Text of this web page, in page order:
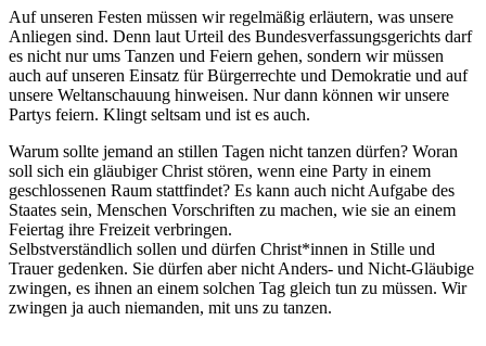
Auf unseren Festen müssen wir regelmäßig erläutern, was unsere
Anliegen sind. Denn laut Urteil des Bundesverfassungsgerichts darf
es nicht nur ums Tanzen und Feiern gehen, sondern wir müssen
auch auf unseren Einsatz für Bürgerrechte und Demokratie und auf
unsere Weltanschauung hinweisen. Nur dann können wir unsere
Partys feiern. Klingt seltsam und ist es auch.
Warum sollte jemand an stillen Tagen nicht tanzen dürfen? Woran
soll sich ein gläubiger Christ stören, wenn eine Party in einem
geschlossenen Raum stattfindet? Es kann auch nicht Aufgabe des
Staates sein, Menschen Vorschriften zu machen, wie sie an einem
Feiertag ihre Freizeit verbringen.
Selbstverständlich sollen und dürfen Christ*innen in Stille und
Trauer gedenken. Sie dürfen aber nicht Anders- und Nicht-Gläubige
zwingen, es ihnen an einem solchen Tag gleich tun zu müssen. Wir
zwingen ja auch niemanden, mit uns zu tanzen.